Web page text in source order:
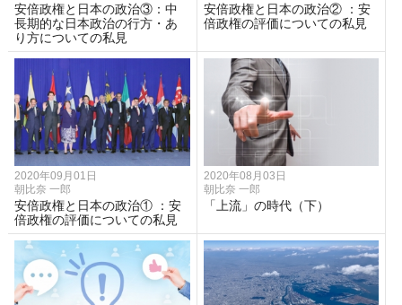
安倍政権と日本の政治③：中
長期的な日本政治の行方・あ
り方についての私見
安倍政権と日本の政治② ：安
倍政権の評価についての私見
2020年09月01日
朝比奈 一郎
安倍政権と日本の政治① ：安
倍政権の評価についての私見
2020年08月03日
朝比奈 一郎
「上流」の時代（下）